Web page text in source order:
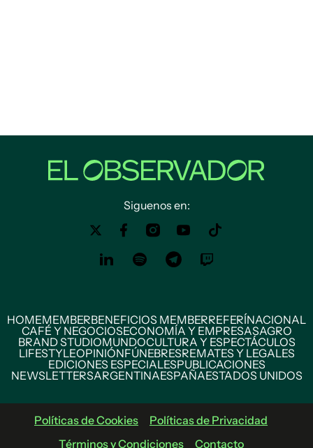
Siguenos en:
HOMEMEMBERBENEFICIOS MEMBERREFERÍNACIONAL
CAFÉ Y NEGOCIOSECONOMÍA Y EMPRESASAGRO
BRAND STUDIOMUNDOCULTURA Y ESPECTÁCULOS
LIFESTYLEOPINIÓNFÚNEBRESREMATES Y LEGALES
EDICIONES ESPECIALESPUBLICACIONES
NEWSLETTERSARGENTINAESPAÑAESTADOS UNIDOS
Políticas de Cookies
Políticas de Privacidad
Términos y Condiciones
Contacto